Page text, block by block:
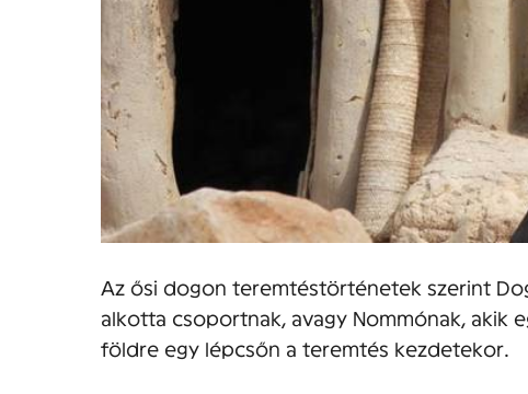
Az ősi dogon teremtéstörténetek szerint
alkotta csoportnak, avagy Nommónak, akik
földre egy lépcsőn a teremtés kezdetekor.